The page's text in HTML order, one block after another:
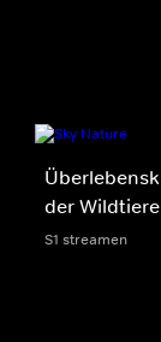
der Wildtiere
S1 streamen